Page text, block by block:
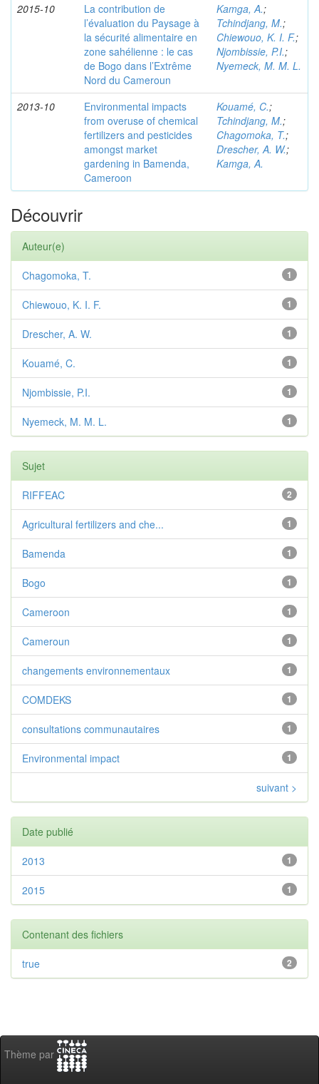
2015-10
La contribution de
l’évaluation du Paysage à
la sécurité alimentaire en
zone sahélienne : le cas
de Bogo dans l’Extrême
Nord du Cameroun
Kamga, A.;
Tchindjang, M.;
Chiewouo, K. I. F.;
Njombissie, P.I.;
Nyemeck, M. M. L.
2013-10
Environmental impacts
from overuse of chemical
fertilizers and pesticides
amongst market
gardening in Bamenda,
Cameroon
Kouamé, C.;
Tchindjang, M.;
Chagomoka, T.;
Drescher, A. W.;
Kamga, A.
Découvrir
Auteur(e)
1
Chagomoka, T.
1
Chiewouo, K. I. F.
1
Drescher, A. W.
1
Kouamé, C.
1
Njombissie, P.I.
1
Nyemeck, M. M. L.
Sujet
2
RIFFEAC
1
Agricultural fertilizers and che...
1
Bamenda
1
Bogo
1
Cameroon
1
Cameroun
1
changements environnementaux
1
COMDEKS
1
consultations communautaires
1
Environmental impact
suivant >
Date publié
1
2013
1
2015
Contenant des fichiers
2
true
Thème par